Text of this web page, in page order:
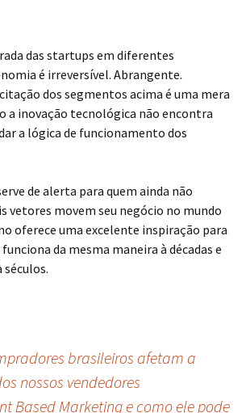
das startups em diferentes
é irreversível. Abrangente.
dos segmentos acima é uma mera
a inovação tecnológica não encontra
a lógica de funcionamento dos
de alerta para quem ainda não
vetores movem seu negócio no mundo
oferece uma excelente inspiração para
da mesma maneira à décadas e
séculos.
brasileiros afetam a
nossos vendedores
Based Marketing e como ele pode